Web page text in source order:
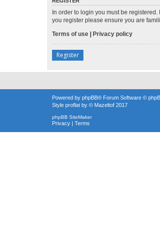
In order to login you must be
you register please ensure you are
Terms of use | Privacy policy
Register
Powered by phpBB® Forum Software ©
Style proflat by © Mazeltof 2017
phpBB SiteMaker
Privacy | Terms